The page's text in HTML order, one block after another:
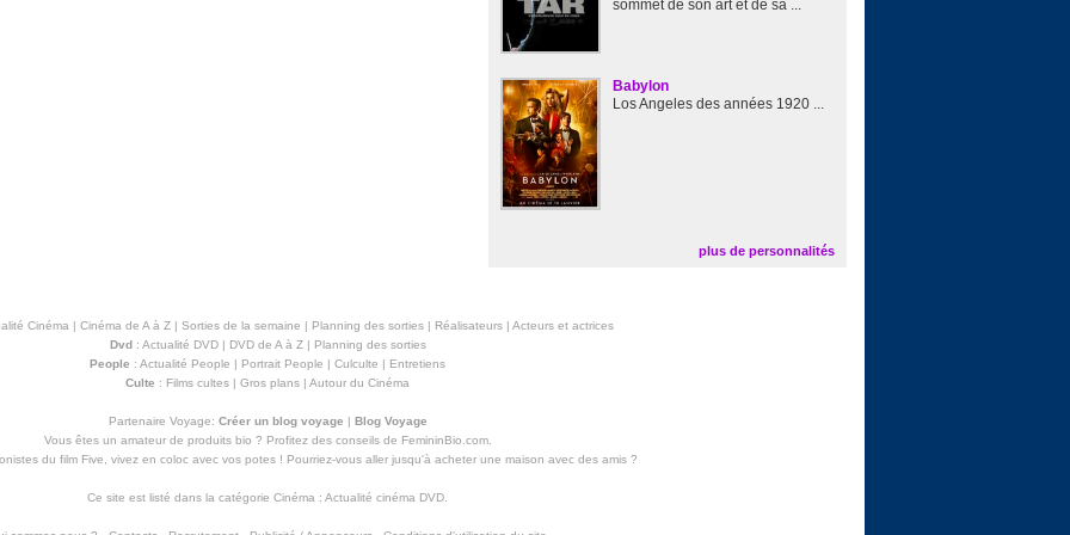
sommet de son art et de sa ...
Babylon
Los Angeles des années 1920 ...
plus de personnalités
Cinéma | Cinéma de A à Z| Sorties de la semaine | Planning des sorties| Réalisateurs| Acteurs et actrices
Dvd: Actualité DVD| DVD de A à Z| Planning des sorties
People : Actualité People | Portrait People | Culculte | Entretiens
Culte : Films cultes | Gros plans | Autour du Cinéma
Partenaire Voyage: Créer un blog voyage | Blog Voyage
Vous êtes un amateur de produits bio ? Profitez des conseils de FemininBio.com.
du film Five, vivez en coloc avec vos potes ! Pourriez-vous aller jusqu'à acheter une maison avec des amis?
Ce site est listé dans la catégorie Cinéma : Actualité cinéma DVD